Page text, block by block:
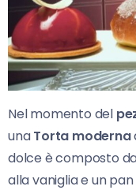
Nel momento del
unaTorta moderna
dolce è composto
alla vaniglia e un